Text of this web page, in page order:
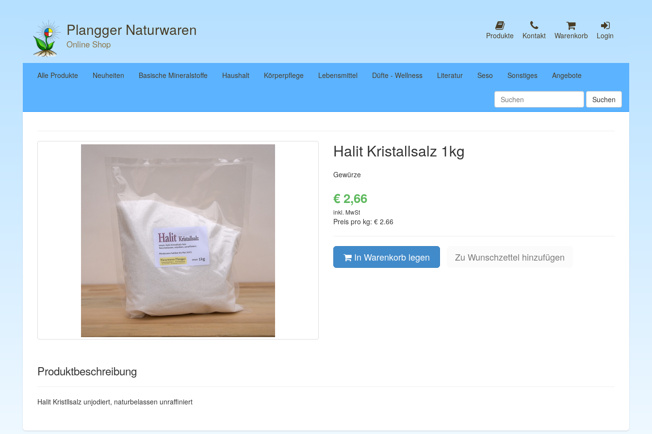
Plangger Naturwaren
Online Shop
Produkte Kontakt Warenkorb Login
Alle Produkte Neuheiten Basische Mineralstoffe Haushalt Körperpflege Lebensmittel Düfte - Wellness Literatur Seso Sonstiges Angebote
Halit Kristallsalz 1kg
Gewürze
€ 2,66
inkl. MwSt
Preis pro kg: € 2.66
In Warenkorb legen Zu Wunschzettel hinzufügen
Produktbeschreibung
Halit Kristllsalz unjodiert, naturbelassen unraffiniert